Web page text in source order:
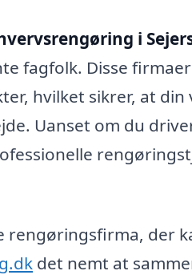
i
fagfolk. Disse
hvilket sikrer, at din
Uanset om du
der
det nemt at